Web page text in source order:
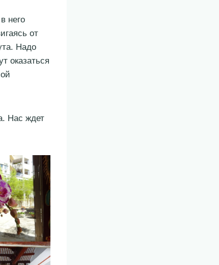
него
от
Надо
оказаться
Нас ждет